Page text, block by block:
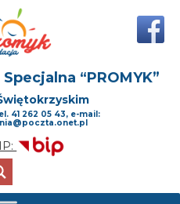
Specjalna “PROMYK”
41 262 05 43, e-mail: